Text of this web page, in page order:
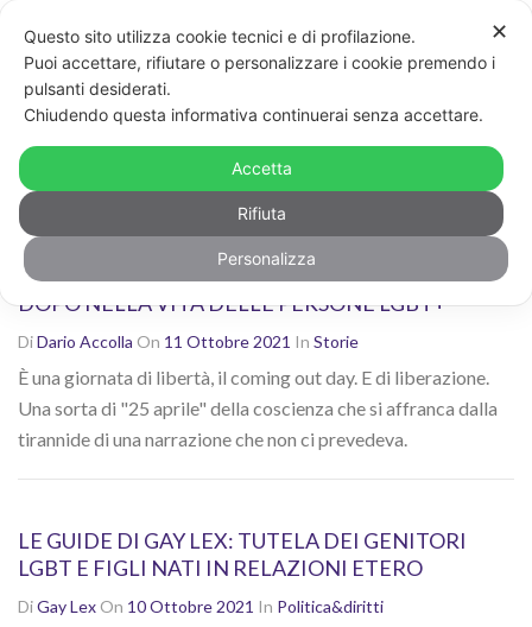
CERCA
Ricerca risultati per: "omofobia"
Non sei contento dei risultati? Cerca di nuovo con altre
parole chiave
COMING OUT DAY: IL CONFINE TRA PRIMA E
DOPO NELLA VITA DELLE PERSONE LGBT+
DiDario Accolla On 11 Ottobre 2021 In Storie
È una giornata di libertà, il coming out day. E di liberazione.
Una sorta di "25 aprile" della coscienza che si affranca dalla
tirannide di una narrazione che non ci prevedeva.
LE GUIDE DI GAY LEX: TUTELA DEI GENITORI
LGBT E FIGLI NATI IN RELAZIONI ETERO
DiGay Lex On 10 Ottobre 2021 In Politica&diritti
✕
Questo sito utilizza cookie tecnici e di profilazione.
Puoi accettare, rifiutare o personalizzare i cookie premendo i
pulsanti desiderati.
Chiudendo questa informativa continuerai senza accettare.
Accetta
Rifiuta
Personalizza